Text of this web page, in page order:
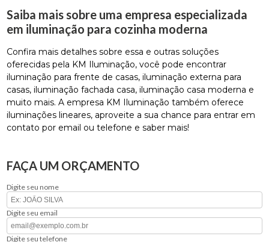
Saiba mais sobre uma empresa especializada
em iluminação para cozinha moderna
Confira mais detalhes sobre essa e outras soluções
oferecidas pela KM Iluminação, você pode encontrar
iluminação para frente de casas, iluminação externa para
casas, iluminação fachada casa, iluminação casa moderna e
muito mais. A empresa KM Iluminação também oferece
iluminações lineares, aproveite a sua chance para entrar em
contato por email ou telefone e saber mais!
FAÇA UM ORÇAMENTO
Digite seu nome
Digite seu email
Digite seu telefone